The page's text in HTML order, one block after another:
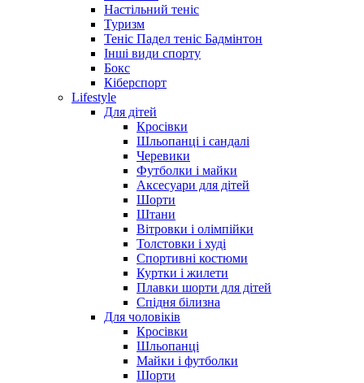
Настільний теніс
Туризм
Теніс Падел теніс Бадмінтон
Інші види спорту
Бокс
Кіберспорт
Lifestyle
Для дітей
Кросівки
Шльопанці і сандалі
Черевики
Футболки і майки
Аксесуари для дітей
Шорти
Штани
Вітровки і олімпійки
Толстовки і худі
Спортивні костюми
Куртки і жилети
Плавки шорти для дітей
Спідня білизна
Для чоловіків
Кросівки
Шльопанці
Майки і футболки
Шорти